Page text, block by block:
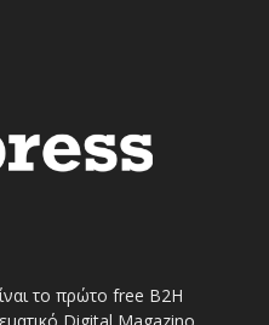
το πρώτο free Β2Η